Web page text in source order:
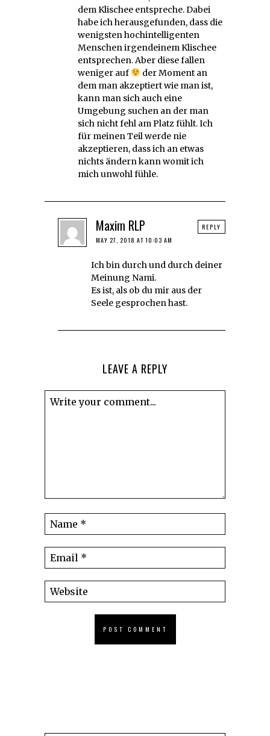
dem Klischee entspreche. Dabei
habe ich herausgefunden, dass die
wenigsten hochintelligenten
Menschen irgendeinem Klischee
entsprechen. Aber diese fallen
weniger auf
der Moment an
dem man akzeptiert wie man ist,
kann man sich auch eine
Umgebung suchen an der man
sich nicht fehl am Platz fühlt. Ich
für meinen Teil werde nie
akzeptieren, dass ich an etwas
nichts ändern kann womit ich
mich unwohl fühle.
Maxim RLP
MAY 27, 2018 AT 10:03 AM
Ich bin durch und durch deiner
Meinung Nami.
Es ist, als ob du mir aus der
Seele gesprochen hast.
REPLY
LEAVE A REPLY